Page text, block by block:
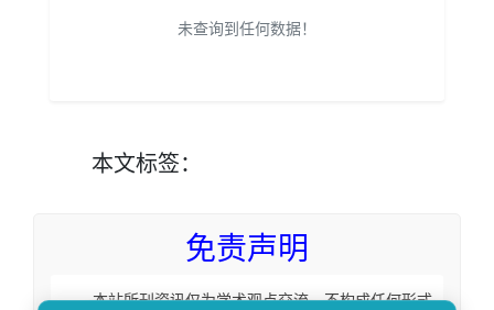
未查询到任何数据！
本文标签：
免责声明
本站所刊资讯仅为学术观点交流，不构成任何形式